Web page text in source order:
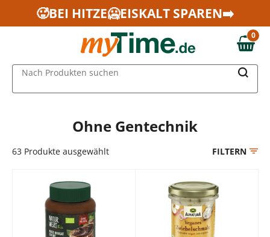
Zum Hauptinhalt springen
Zur Navigation springen
Zur Suche springen
🥵BEI HITZE🥶EISKALT SPAREN➡️
0,00 €
0
Nach Produkten suchen
Ohne Gentechnik
63 Produkte ausgewählt FILTERN